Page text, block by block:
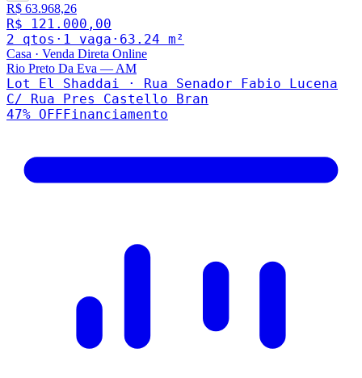
R$ 63.968,26
R$ 121.000,00
2 qtos · 1 vaga · 63.24 m²
Casa · Venda Direta Online
Rio Preto Da Eva — AM
Lot El Shaddai · Rua Senador Fabio Lucena
C/ Rua Pres Castello Bran
47% OFFFinanciamento